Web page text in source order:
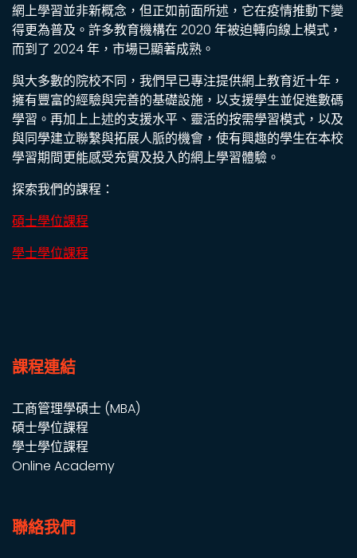
網上學習並非新概念，但正如前面所述，它在疫情推動下變
得更為普及。許多教育機構在 2020 年被迫轉向線上模式，
而到了 2024 年，市場已顯著成熟。
與大多數的院校不同，我們早已專注提供網上教育近十年，
擁有豐富的經驗與完善的基礎設施，以支援學生並促進數碼
學習。再加上上述的支援水平、靈活的按需學習模式，以及
與同學建立聯繫與拓展人脈的機會，使有興趣的學生在本校
學習期間更能感受充實及投入的網上學習體驗。
探索我們的課程：
碩士學位課程
學士學位課程
課程連結
工商管理學碩士 (MBA)
碩士學位課程
學士學位課程
Online Academy
聯絡我們